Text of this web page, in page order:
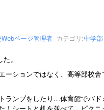
ページ管理者 カテゴリ:中学部
。
ションではなく、高等部校
ンプをしたり…体育館でバ
シートと机を並べて、ピク